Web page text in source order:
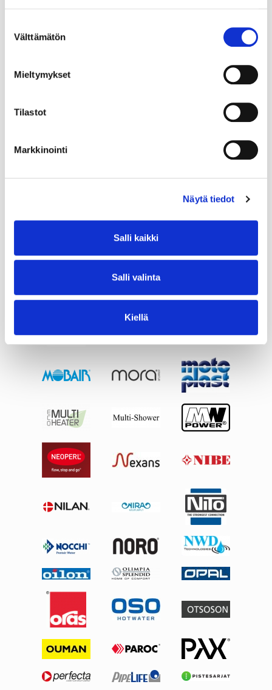
valinta
Välttämätön
Mieltymykset
Tilastot
Markkinointi
Näytä tiedot
Salli kaikki
Salli valinta
Kiellä